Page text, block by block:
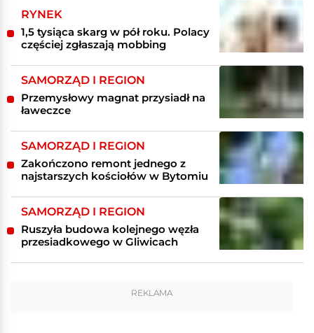
RYNEK
1,5 tysiąca skarg w pół roku. Polacy
częściej zgłaszają mobbing
SAMORZĄD I REGION
Przemysłowy magnat przysiadł na
ławeczce
SAMORZĄD I REGION
Zakończono remont jednego z
najstarszych kościołów w Bytomiu
SAMORZĄD I REGION
Ruszyła budowa kolejnego węzła
przesiadkowego w Gliwicach
REKLAMA